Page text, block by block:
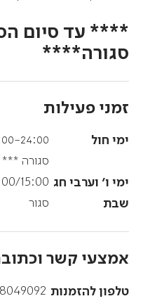
**** עד סיום
סגורה****
זמני פעילות
ימי חול
סגורה ***
ימי ו' וערבי חג 15:00
שבת סגור
אמצעי קשר
טלפון להזמנות